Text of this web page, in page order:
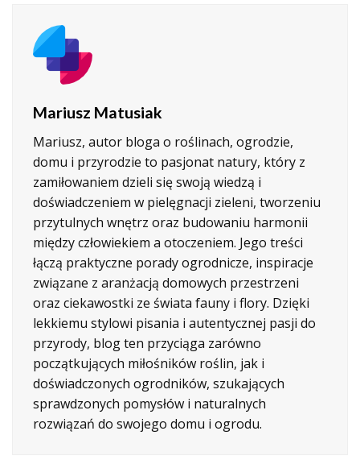
Mariusz Matusiak
Mariusz, autor bloga o roślinach, ogrodzie,
domu i przyrodzie to pasjonat natury, który z
zamiłowaniem dzieli się swoją wiedzą i
doświadczeniem w pielęgnacji zieleni, tworzeniu
przytulnych wnętrz oraz budowaniu harmonii
między człowiekiem a otoczeniem. Jego treści
łączą praktyczne porady ogrodnicze, inspiracje
związane z aranżacją domowych przestrzeni
oraz ciekawostki ze świata fauny i flory. Dzięki
lekkiemu stylowi pisania i autentycznej pasji do
przyrody, blog ten przyciąga zarówno
początkujących miłośników roślin, jak i
doświadczonych ogrodników, szukających
sprawdzonych pomysłów i naturalnych
rozwiązań do swojego domu i ogrodu.